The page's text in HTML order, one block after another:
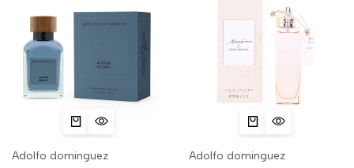
Adolfo dominguez Adolfo dominguez